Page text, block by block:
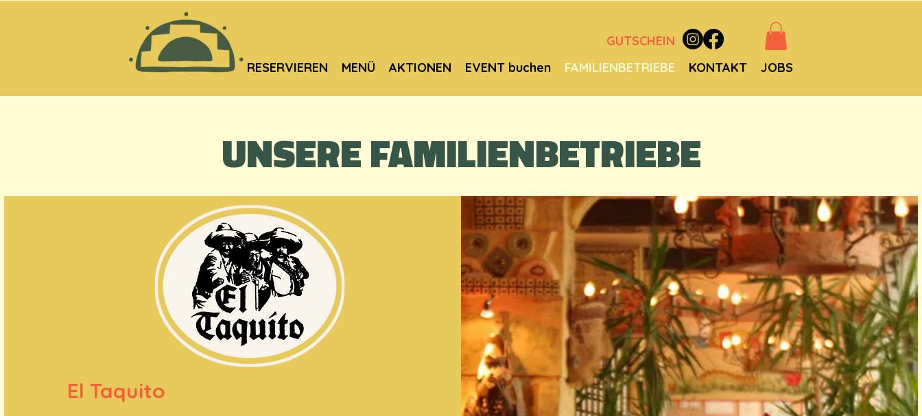
GUTSCHEIN
RESERVIEREN
MENÜ AKTIONEN EVENT buchen FAMILIENBETRIEBE KONTAKT JOBS
UNSERE FAMILIENBETRIEBE
El Taquito